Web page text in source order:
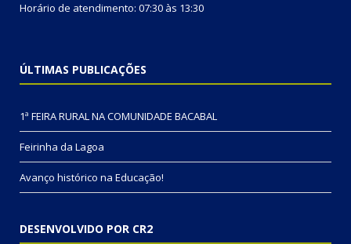
Horário de atendimento: 07:30 às 13:30
ÚLTIMAS PUBLICAÇÕES
1ª FEIRA RURAL NA COMUNIDADE BACABAL
Feirinha da Lagoa
Avanço histórico na Educação!
DESENVOLVIDO POR CR2